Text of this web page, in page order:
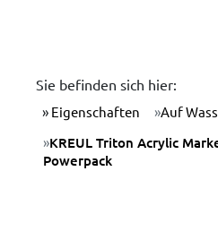
Sie befinden sich hier:
Eigenschaften Auf
KREUL Triton Acrylic
Powerpack